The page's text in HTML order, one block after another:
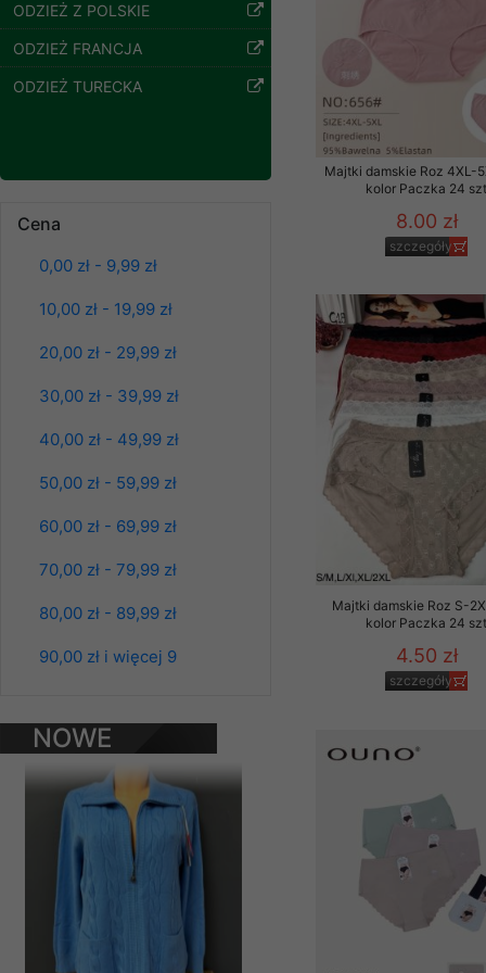
ODZIEŻ Z POLSKIE
ODZIEŻ FRANCJA
ODZIEŻ TURECKA
Cena
0,00 zł - 9,99 zł
10,00 zł - 19,99 zł
20,00 zł - 29,99 zł
30,00 zł - 39,99 zł
40,00 zł - 49,99 zł
50,00 zł - 59,99 zł
60,00 zł - 69,99 zł
70,00 zł - 79,99 zł
80,00 zł - 89,99 zł
90,00 zł i więcej 9
NOWE
PRODUKTY
L-3XL. 1 kolor.
Paczka 10 szt
L-3XL. 1 kolor.
Paczka 10 szt
szczegóły
Majtki damskie Roz 4XL-
kolor Paczka 24 szt
8.00 zł
szczegóły
Majtki damskie Roz S-
kolor Paczka 24 szt
4.50 zł
szczegóły
znajdziesz
Jeżeli klikniesz
GROUP Sp. z o.o.
Wyrażenie zgody jest
wpływa na zgodność
Dodatkowe
Twoich danych,
podejmowaniu
Polityka prywatności
Polityka prywatności
Zapewniamy naszym
Dane osobowe
Klientów
ochronie danych
serwerach
pracownicy Sklepu.
Każdy Klient, który
Sklep nie
prawa organów
Nasz Sklep
przez nasz serwer i
jego indywidualnych
opcję przyjmowania
może wpłynąć na
Klienta przechowują
• sesji